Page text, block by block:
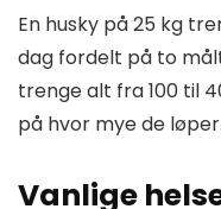
En husky på 25 kg
dag fordelt på to
trenge alt fra 100 til
på hvor mye de løper.
Vanlige